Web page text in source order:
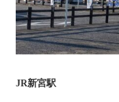
JR新宮駅